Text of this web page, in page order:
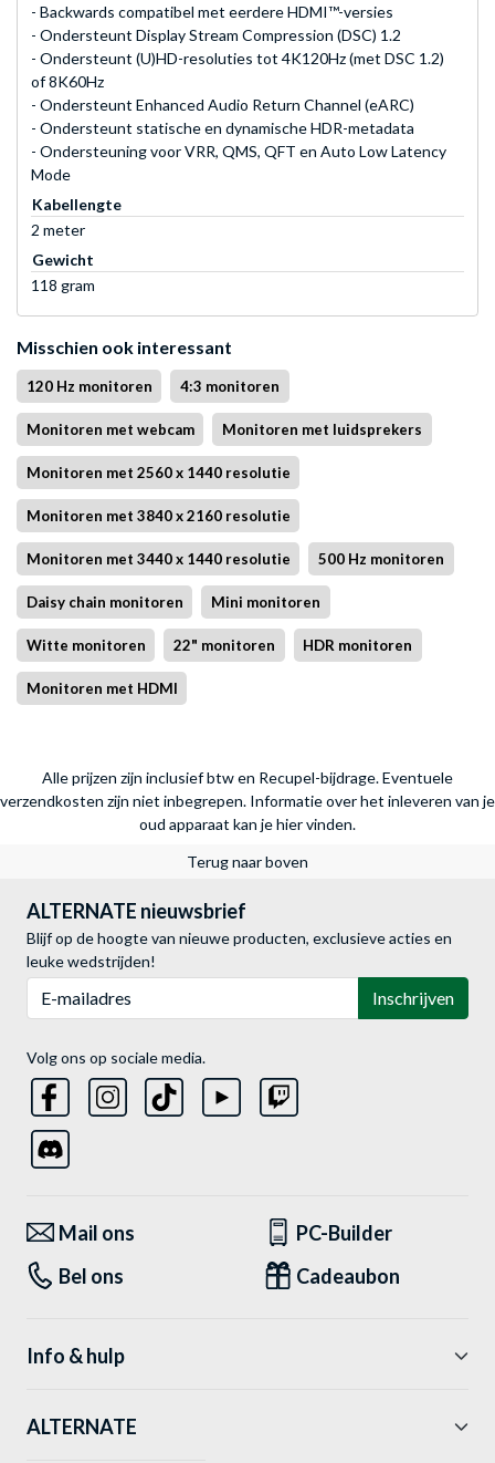
- Backwards compatibel met eerdere HDMI™-versies
- Ondersteunt Display Stream Compression (DSC) 1.2
- Ondersteunt (U)HD-resoluties tot 4K120Hz (met DSC 1.2)
of 8K60Hz
- Ondersteunt Enhanced Audio Return Channel (eARC)
- Ondersteunt statische en dynamische HDR-metadata
- Ondersteuning voor VRR, QMS, QFT en Auto Low Latency
Mode
Kabellengte
2 meter
Gewicht
118 gram
Misschien ook interessant
120 Hz monitoren 4:3 monitoren
Monitoren met webcam Monitoren met luidsprekers
Monitoren met 2560 x 1440 resolutie
Monitoren met 3840 x 2160 resolutie
Monitoren met 3440 x 1440 resolutie 500 Hz monitoren
Daisy chain monitoren Mini monitoren
Witte monitoren 22" monitoren HDR monitoren
Monitoren met HDMI
Alle prijzen zijn inclusief btw en Recupel-bijdrage. Eventuele
verzendkosten zijn niet inbegrepen. Informatie over het inleveren van je
oud apparaat kan je hier vinden.
Terug naar boven
ALTERNATE nieuwsbrief
Blijf op de hoogte van nieuwe producten, exclusieve acties en
leuke wedstrijden!
Inschrijven
Volg ons op sociale media.
Mail ons
PC-Builder
Bel ons
Cadeaubon
Info & hulp
ALTERNATE